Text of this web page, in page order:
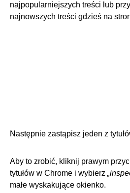
najpopularniejszych treści lub
najnowszych treści gdzieś na
Następnie zastąpisz jeden z
Aby to zrobić, kliknij prawym
tytułów w Chrome i wybierz
małe wyskakujące okienko.